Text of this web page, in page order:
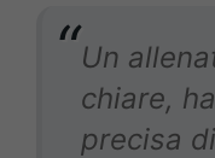
Un
chiare,
precisa